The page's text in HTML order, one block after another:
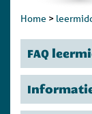
Home >
FAQ